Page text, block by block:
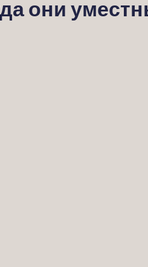
они